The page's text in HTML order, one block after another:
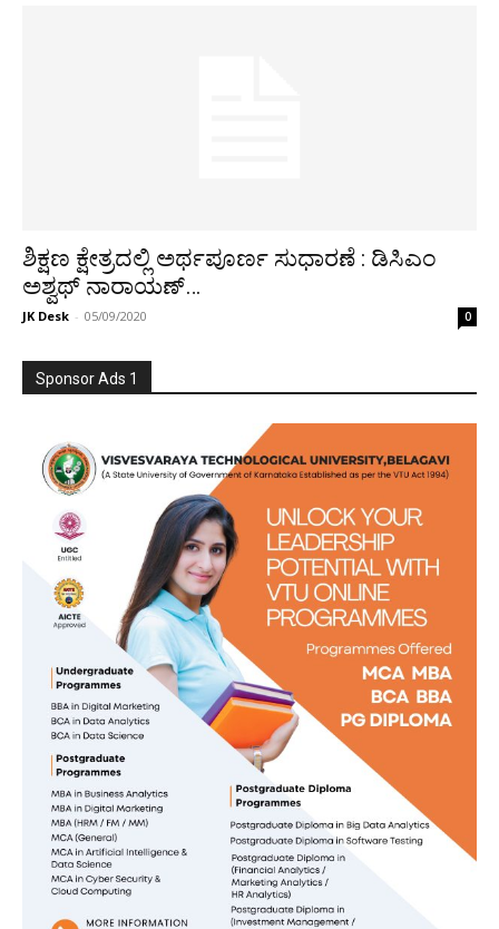
ಶಿಕ್ಷಣ ಕ್ಷೇತ್ರದಲ್ಲಿ ಅರ್ಥಪೂರ್ಣ ಸುಧಾರಣೆ : ಡಿಸಿಎಂ
ಅಶ್ವಥ್ ನಾರಾಯಣ್…
JK Desk - 05/09/2020 0
Sponsor Ads 1